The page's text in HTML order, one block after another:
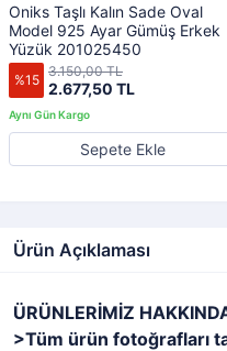
Oniks Taşlı Kalın Sade Oval
Model 925 Ayar Gümüş Erkek
Yüzük 201025450
%15 2.677,50 TL
3.150,00 TL
Sepete Ekle
Ürün Açıklaması
ÜRÜNLERİMİZ
>Tüm ürün fotoğrafları